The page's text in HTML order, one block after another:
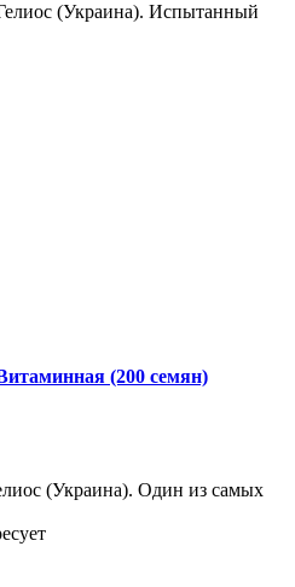
(Украина). Испытанный
(200 семян)
(Украина). Один из самых